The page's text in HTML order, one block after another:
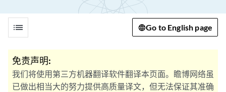
list Go to English page
免责声明:
我们将使用第三方机器翻译软件翻译本页面。瞻博网络虽
已做出相当大的努力提供高质量译文，但无法保证其准确